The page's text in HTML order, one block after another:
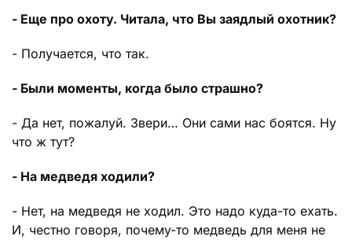
- Еще про охоту. Читала, что Вы заядлый охотник?
- Получается, что так.
- Были моменты, когда было страшно?
- Да нет, пожалуй. Звери… Они сами нас боятся. Ну
что ж тут?
- На медведя ходили?
- Нет, на медведя не ходил. Это надо куда-то ехать.
И, честно говоря, почему-то медведь для меня не